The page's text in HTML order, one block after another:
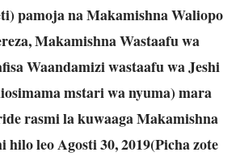
pamoja na Makamishna Waliopo
Makamishna Wastaafu wa
Waandamizi wastaafu wa Jeshi
mstari wa nyuma) mara
rasmi la kuwaaga Makamishna
hilo leo Agosti 30, 2019(Picha zote